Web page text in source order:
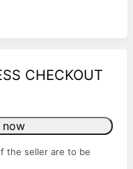
CHECKOUT
now
the seller are to be